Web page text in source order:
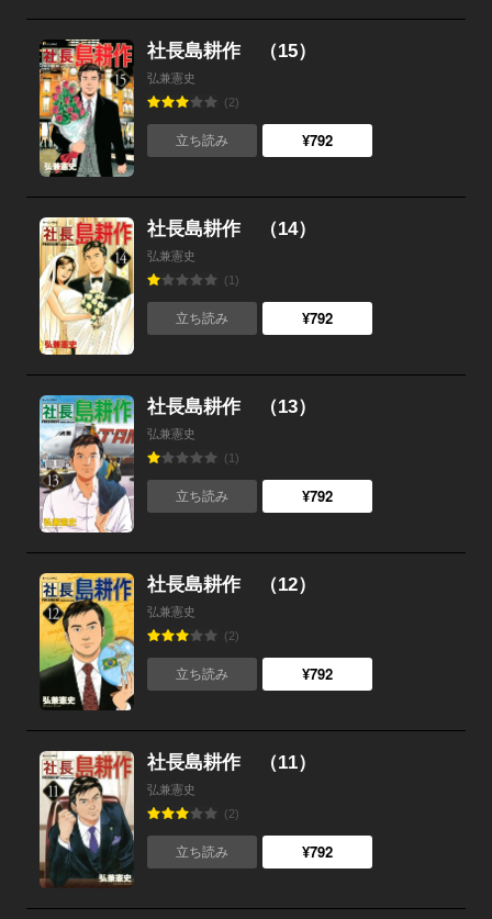
社長島耕作 （15）
弘兼憲史
(2)
立ち読み ¥792
社長島耕作 （14）
弘兼憲史
(1)
立ち読み ¥792
社長島耕作 （13）
弘兼憲史
(1)
立ち読み ¥792
社長島耕作 （12）
弘兼憲史
(2)
立ち読み ¥792
社長島耕作 （11）
弘兼憲史
(2)
立ち読み ¥792